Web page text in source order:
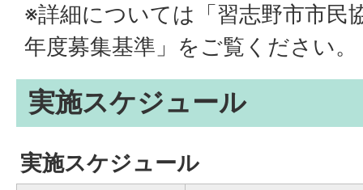
※詳細については「習志野市市民
年度募集基準」をご覧ください。
実施スケジュール
実施スケジュール